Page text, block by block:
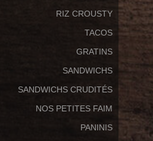
RIZ CROUSTY
TACOS
GRATINS
SANDWICHS
SANDWICHS CRUDITÉS
NOS PETITES FAIM
PANINIS